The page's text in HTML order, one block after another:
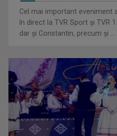
Cel mai important eveniment
în direct la TVR Sport şi TVR
dar şi Constantin, precum şi ...